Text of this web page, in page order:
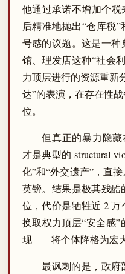
他通过承诺不增加个税
后精准地抛出“仓库税
号感的议题。这是一
馆、理发店这种“社会
力顶层进行的资源重新
达”的表演，在存在性
位。
但真正的暴力隐藏
才是典型的 structural
化”和“外交遗产”，直
英镑。结果是极其残酷
位，代价是牺牲近 2
换取权力顶层“安全感
现——将个体降格为宏
最讽刺的是，政